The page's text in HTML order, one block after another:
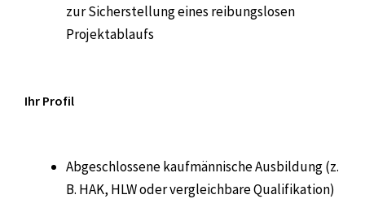
zur Sicherstellung eines reibungslosen
Projektablaufs
Ihr Profil
Abgeschlossene kaufmännische Ausbildung (z.
B. HAK, HLW oder vergleichbare Qualifikation)